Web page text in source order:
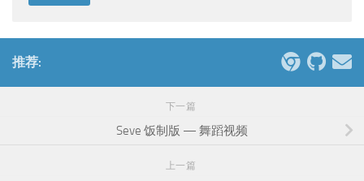
推荐:
下一篇
Seve 饭制版 — 舞蹈视频
上一篇